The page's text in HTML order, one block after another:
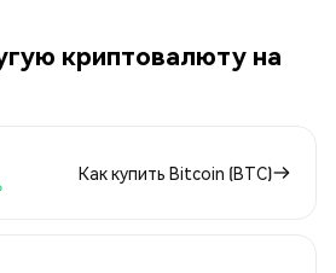
криптовалюту на
Как купить Bitcoin (BTC)